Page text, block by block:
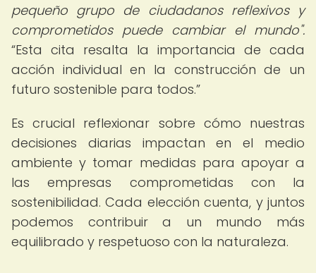
pequeño grupo de ciudadanos reflexivos y
comprometidos puede cambiar el mundo".
Esta cita resalta la importancia de cada
acción individual en la construcción de un
futuro sostenible para todos.
Es crucial reflexionar sobre cómo nuestras
decisiones diarias impactan en el medio
ambiente y tomar medidas para apoyar a
las empresas comprometidas con la
sostenibilidad. Cada elección cuenta, y juntos
podemos contribuir a un mundo más
equilibrado y respetuoso con la naturaleza.